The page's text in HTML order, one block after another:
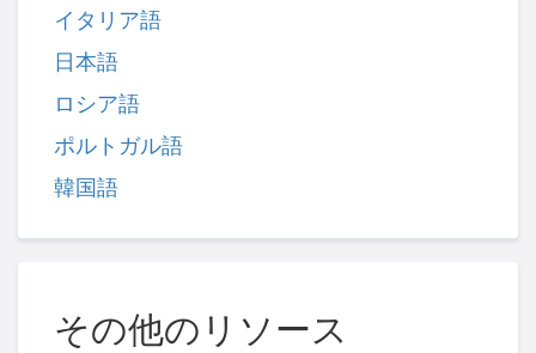
イタリア語
日本語
ロシア語
ポルトガル語
韓国語
その他のリソース